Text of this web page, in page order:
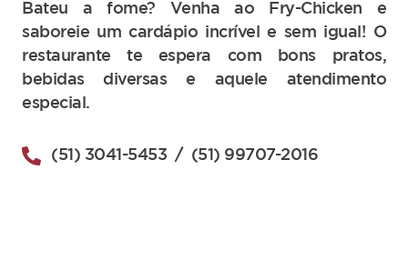
Bateu a fome? Venha ao Fry-Chicken e
saboreie um cardápio incrível e sem igual! O
restaurante te espera com bons pratos,
bebidas diversas e aquele atendimento
especial.
(51) 3041-5453 / (51) 99707-2016